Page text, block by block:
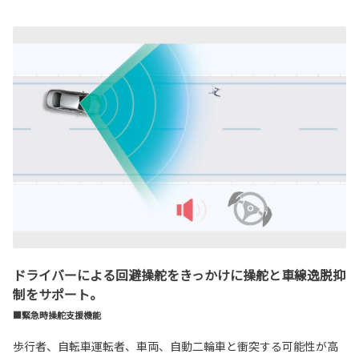
ドライバーによる回避操舵をきっかけに操舵と車線逸脱抑
制をサポート。
■緊急時操舵支援機能
歩行者、自転車運転者、車両、自動二輪車と衝突する可能性が高